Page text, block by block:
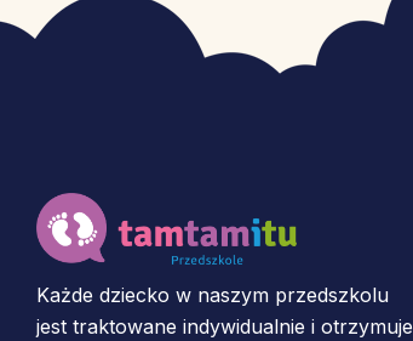
Każde dziecko w naszym przedszkolu
jest traktowane indywidualnie i otrzymuje